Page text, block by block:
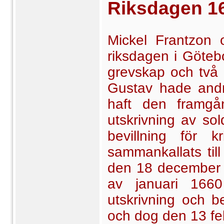
Riksdagen
Mickel Frantzon
riksdagen i
grevskap och
Gustav hade
haft den
utskrivning av
bevillning för
sammankallats
den 18
av januari
utskrivning och
och dog den 13